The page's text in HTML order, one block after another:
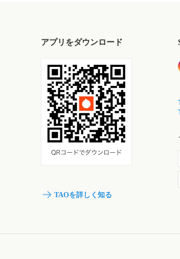
アプリをダウンロード
TAOを詳しく知る